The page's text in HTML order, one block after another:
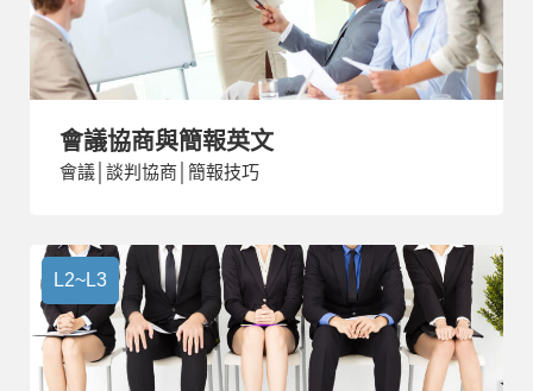
會議協商與簡報英文
會議│談判協商│簡報技巧
L2~L3